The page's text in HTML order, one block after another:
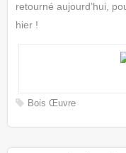
retourné aujourd’hui,
hier !
Bois Œuvre